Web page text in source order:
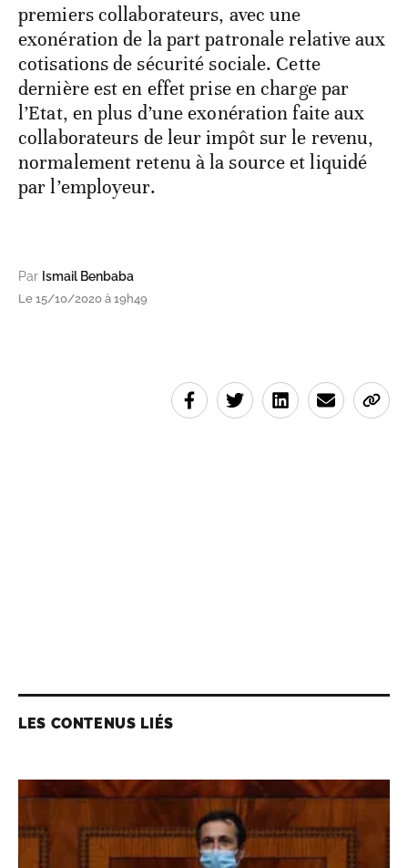
premiers collaborateurs, avec une
exonération de la part patronale relative aux
cotisations de sécurité sociale. Cette
dernière est en effet prise en charge par
l’Etat, en plus d’une exonération faite aux
collaborateurs de leur impôt sur le revenu,
normalement retenu à la source et liquidé
par l’employeur.
Par Ismail Benbaba
Le 15/10/2020 à 19h49
LES CONTENUS LIÉS